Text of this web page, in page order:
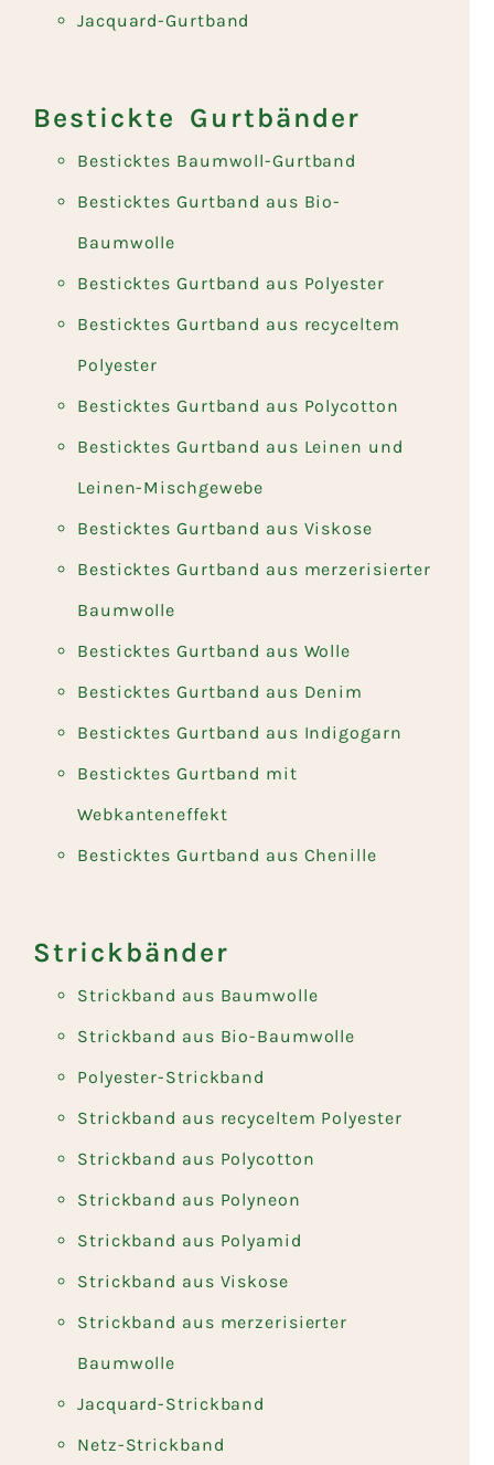
Jacquard-Gurtband
Bestickte Gurtbänder
Besticktes Baumwoll-Gurtband
Besticktes Gurtband aus Bio-
Baumwolle
Besticktes Gurtband aus Polyester
Besticktes Gurtband aus recyceltem
Polyester
Besticktes Gurtband aus Polycotton
Besticktes Gurtband aus Leinen und
Leinen-Mischgewebe
Besticktes Gurtband aus Viskose
Besticktes Gurtband aus merzerisierter
Baumwolle
Besticktes Gurtband aus Wolle
Besticktes Gurtband aus Denim
Besticktes Gurtband aus Indigogarn
Besticktes Gurtband mit
Webkanteneffekt
Besticktes Gurtband aus Chenille
Strickbänder
Strickband aus Baumwolle
Strickband aus Bio-Baumwolle
Polyester-Strickband
Strickband aus recyceltem Polyester
Strickband aus Polycotton
Strickband aus Polyneon
Strickband aus Polyamid
Strickband aus Viskose
Strickband aus merzerisierter
Baumwolle
Jacquard-Strickband
Netz-Strickband